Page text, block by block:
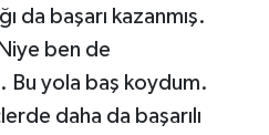
da başarı kazanmış.
ben de
Bu yola baş koydum.
daha da başarılı